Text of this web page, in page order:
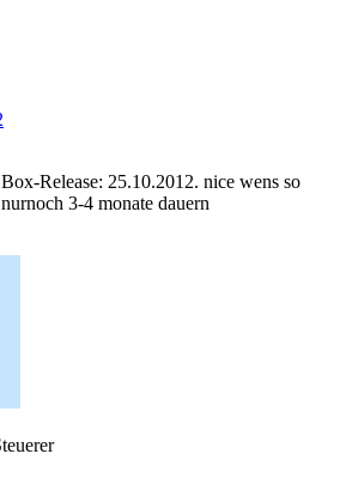
Release: 25.10.2012. nice wens so
3-4 monate dauern